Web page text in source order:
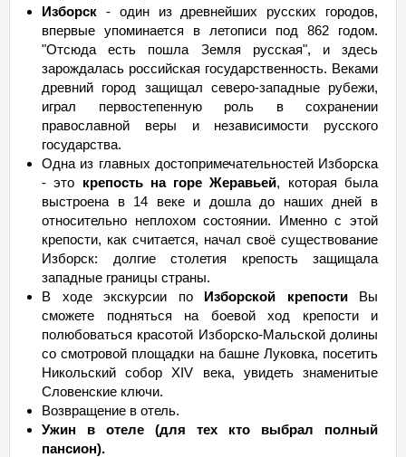
Изборск - один из древнейших русских городов,
впервые упоминается в летописи под 862 годом.
"Отсюда есть пошла Земля русская", и здесь
зарождалась российская государственность. Веками
древний город защищал северо-западные рубежи,
играл первостепенную роль в сохранении
православной веры и независимости русского
государства.
Одна из главных достопримечательностей Изборска
- это крепость на горе Жеравьей, которая была
выстроена в 14 веке и дошла до наших дней в
относительно неплохом состоянии. Именно с этой
крепости, как считается, начал своё существование
Изборск: долгие столетия крепость защищала
западные границы страны.
В ходе экскурсии по Изборской крепостиВы
сможете подняться на боевой ход крепости и
полюбоваться красотой Изборско-Мальской долины
со смотровой площадки на башне Луковка, посетить
Никольский собор XIV века, увидеть знаменитые
Словенские ключи.
Возвращение в отель.
Ужин в отеле (для тех кто выбрал полный
пансион).